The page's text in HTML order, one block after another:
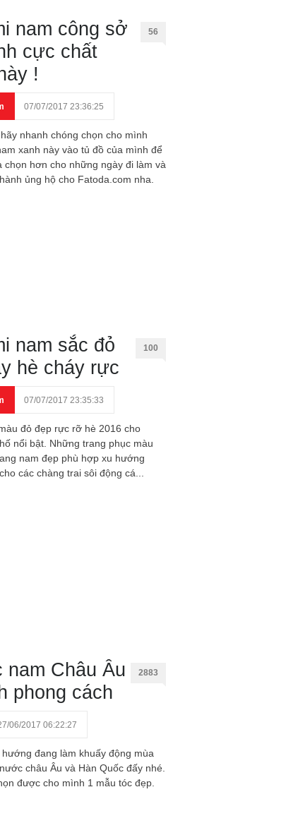
nam công sở
cực chất
!
56
07/07/2017 23:36:25
nhanh chóng chọn cho mình
xanh này vào tủ đồ của mình để
chọn hơn cho những ngày đi làm và
ủng hộ cho Fatoda.com nha.
nam sắc đỏ
hè cháy rực
100
07/07/2017 23:35:33
đỏ đẹp rực rỡ hè 2016 cho
nổi bật. Những trang phục màu
nam đẹp phù hợp xu hướng
các chàng trai sôi động cá...
nam Châu Âu
phong cách
2883
06/2017 06:22:27
đang làm khuấy động mùa
châu Âu và Hàn Quốc đấy nhé.
được cho mình 1 mẫu tóc đẹp.